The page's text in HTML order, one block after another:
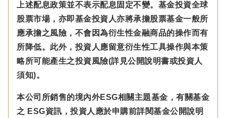
上述配息政策並不表示配息固定不變。基金投資全球
股票市場，亦即基金投資人亦將承擔股票基金一般所
應承擔之風險，不會因為衍生性金融商品的操作而有
所降低。此外，投資人應留意衍生性工具操作與本策
略所可能產生之投資風險(詳見公開說明書或投資人
須知)。
本公司所銷售的境內外ESG相關主題基金，有關基金
之 ESG資訊，投資人應於申購前詳閱基金公開說明